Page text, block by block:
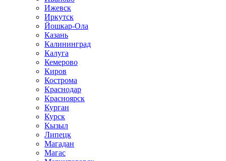
Ижевск
Иркутск
Йошкар-Ола
Казань
Калининград
Калуга
Кемерово
Киров
Кострома
Краснодар
Красноярск
Курган
Курск
Кызыл
Липецк
Магадан
Магас